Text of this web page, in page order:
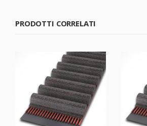
PRODOTTI CORRELATI